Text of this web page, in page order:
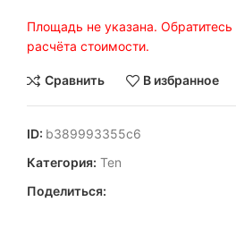
Площадь не указана.
расчёта стоимости.
Сравнить В избранное
ID: b389993355c6
Категория: Ten
Поделиться: